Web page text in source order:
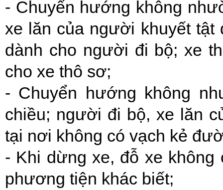
- Chuyển hướng không
xe lăn của người khuyết
dành cho người đi bộ; xe
cho xe thô sơ;
- Chuyển hướng không
chiều; người đi bộ, xe lăn
tại nơi không có vạch kẻ
- Khi dừng xe, đỗ xe
phương tiện khác biết;